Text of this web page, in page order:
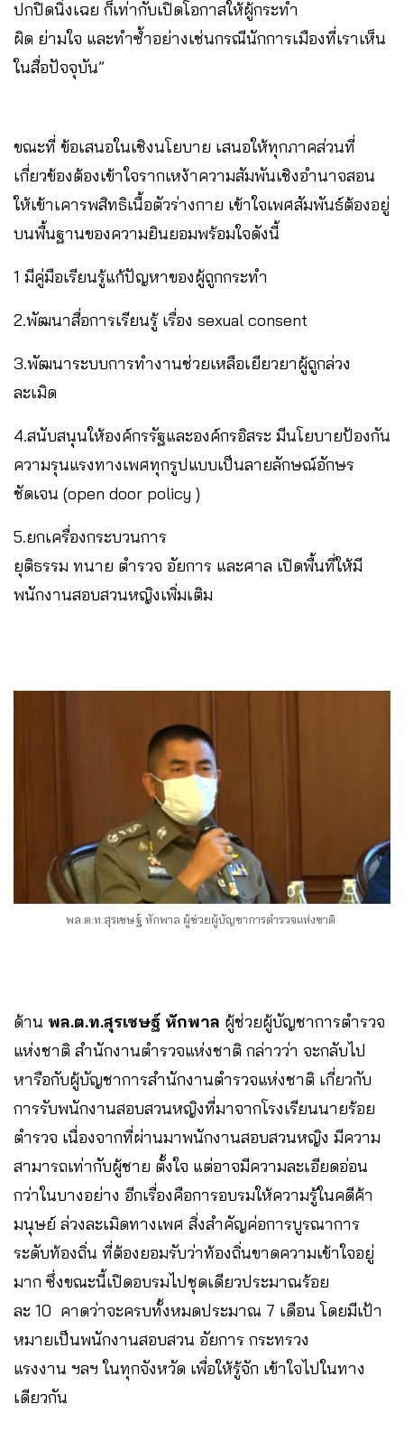
ปกปิดนิ่งเฉย ก็เท่ากับเปิดโอกาสให้ผู้กระทำ
ผิด ย่ามใจ และทำซ้ำอย่างเช่นกรณีนักการเมืองที่เราเห็น
ในสื่อปัจจุบัน”
ขณะที่ ข้อเสนอในเชิงนโยบาย เสนอให้ทุกภาคส่วนที่
เกี่ยวข้องต้องเข้าใจรากเหง้าความสัมพันเชิงอำนาจสอน
ให้เข้าเคารพสิทธิเนื้อตัวร่างกาย เข้าใจเพศสัมพันธ์ต้องอยู่
บนพื้นฐานของความยินยอมพร้อมใจดังนี้
1 มีคู่มือเรียนรู้แก้ปัญหาของผู้ถูกกระทำ
2.พัฒนาสื่อการเรียนรู้ เรื่อง sexual consent
3.พัฒนาระบบการทำงานช่วยเหลือเยียวยาผู้ถูกล่วง
ละเมิด
4.สนับสนุนให้องค์กรรัฐและองค์กรอิสระ มีนโยบายป้องกัน
ความรุนแรงทางเพศทุกรูปแบบเป็นลายลักษณ์อักษร
ชัดเจน (open door policy )
5.ยกเครื่องกระบวนการ
ยุติธรรม ทนาย ตำรวจ อัยการ และศาล เปิดพื้นที่ให้มี
พนักงานสอบสวนหญิงเพิ่มเติม
พล.ต.ท.สุรเชษฐ์ หักพาล ผู้ช่วยผู้บัญชาการตำรวจแห่งชาติ
ด้าน พล.ต.ท.สุรเชษฐ์ หักพาล ผู้ช่วยผู้บัญชาการตำรวจ
แห่งชาติ สำนักงานตำรวจแห่งชาติ กล่าวว่า จะกลับไป
หารือกับผู้บัญชาการสำนักงานตำรวจแห่งชาติ เกี่ยวกับ
การรับพนักงานสอบสวนหญิงที่มาจากโรงเรียนนายร้อย
ตำรวจ เนื่องจากที่ผ่านมาพนักงานสอบสวนหญิง มีความ
สามารถเท่ากับผู้ชาย ตั้งใจ แต่อาจมีความละเอียดอ่อน
กว่าในบางอย่าง อีกเรื่องคือการอบรมให้ความรู้ในคดีค้า
มนุษย์ ล่วงละเมิดทางเพศ สิ่งสำคัญค่อการบูรณาการ
ระดับท้องถิ่น ที่ต้องยอมรับว่าท้องถิ่นขาดความเข้าใจอยู่
มาก ซึ่งขณะนี้เปิดอบรมไปชุดเดียวประมาณร้อย
ละ 10 คาดว่าจะครบทั้งหมดประมาณ 7 เดือน โดยมีเป้า
หมายเป็นพนักงานสอบสวน อัยการ กระทรวง
แรงงาน ฯลฯ ในทุกจังหวัด เพื่อให้รู้จัก เข้าใจไปในทาง
เดียวกัน